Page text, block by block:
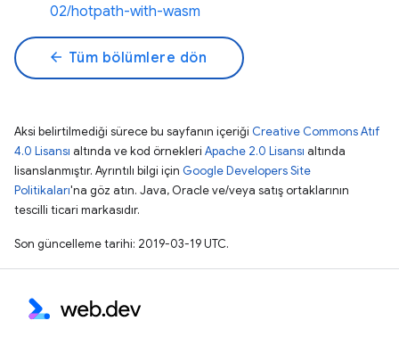
02/hotpath-with-wasm
arrow_back Tüm bölümlere dön
Aksi belirtilmediği sürece bu sayfanın içeriği Creative Commons Atıf
4.0 Lisansı altında ve kod örnekleri Apache 2.0 Lisansı altında
lisanslanmıştır. Ayrıntılı bilgi için Google Developers Site
Politikaları'na göz atın. Java, Oracle ve/veya satış ortaklarının
tescilli ticari markasıdır.
Son güncelleme tarihi: 2019-03-19 UTC.